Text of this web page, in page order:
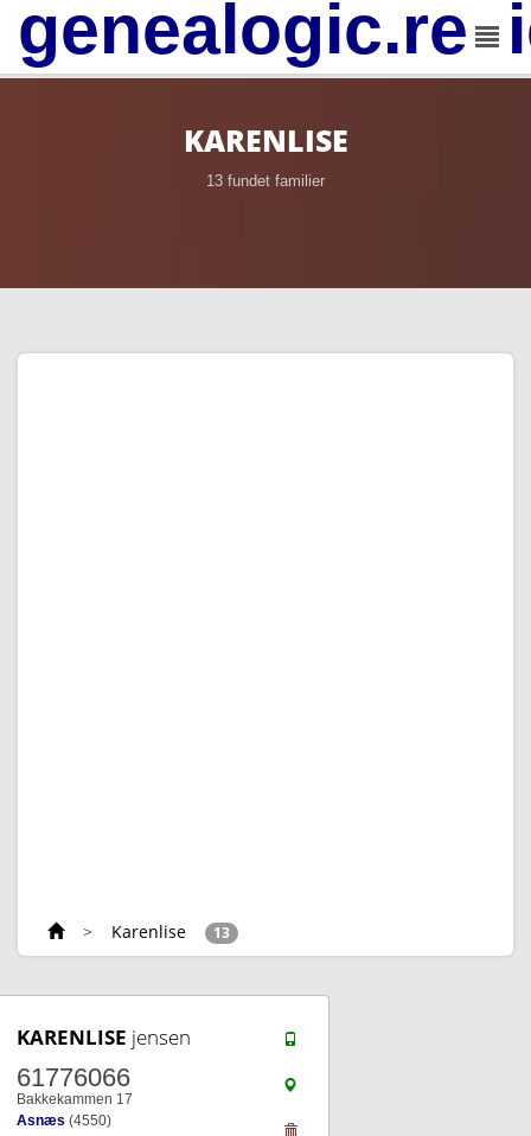
KARENLISE
13 fundet familier
> Karenlise 13
KARENLISE jensen
61776066
Bakkekammen 17
Asnæs (4550)